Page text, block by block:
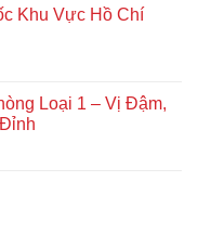
Khu Vực Hồ Chí
Loại 1 – Vị Đậm,